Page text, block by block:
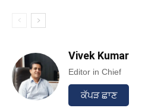
Vivek Kumar
Editor in Chief
ਕੱਪੜ ਛਾਣ